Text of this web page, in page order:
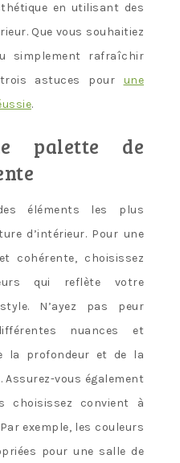
en utilisant des
Que vous souhaitiez
simplement rafraîchir
astuces pour une
.
palette de
éléments les plus
d’intérieur. Pour une
cohérente, choisissez
qui reflète votre
N’ayez pas peur
nuances et
la profondeur et de la
Assurez-vous également
choisissez convient à
exemple, les couleurs
pour une salle de